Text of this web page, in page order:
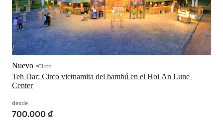
Teh Dar: Circo vietnamita del bambú en el Hoi An Lune
Center
Nuevo Circo
desde
700.000 ₫